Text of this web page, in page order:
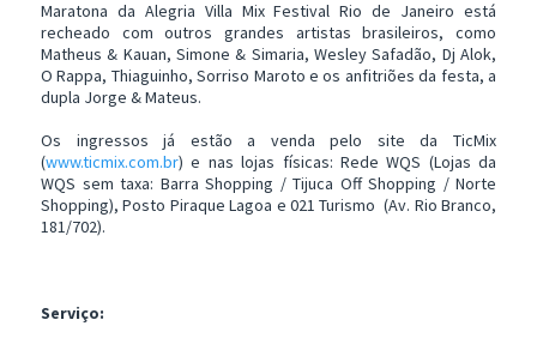
Maratona da Alegria Villa Mix Festival Rio de Janeiro está
recheado com outros grandes artistas brasileiros, como
Matheus & Kauan, Simone & Simaria, Wesley Safadão, Dj Alok,
O Rappa, Thiaguinho, Sorriso Maroto e os anfitriões da festa, a
dupla Jorge & Mateus.
Os ingressos já estão a venda pelo site da TicMix
(www.ticmix.com.br) e nas lojas físicas: Rede WQS (Lojas da
WQS sem taxa: Barra Shopping / Tijuca Off Shopping / Norte
Shopping), Posto Piraque Lagoa e 021 Turismo (Av. Rio Branco,
181/702).
Serviço: